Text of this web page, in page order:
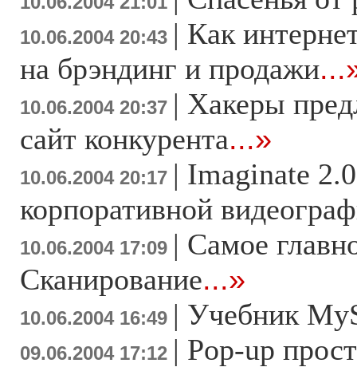
10.06.2004 20:43 | Как
на брэндинг и продажи
10.06.2004 20:37 | Хакеры
сайт конкурента...»
10.06.2004 20:17 | Imaginate
корпоративной
10.06.2004 17:09 | Самое
Сканирование...»
10.06.2004 16:49 | Учебник
09.06.2004 17:12 | Pop-up